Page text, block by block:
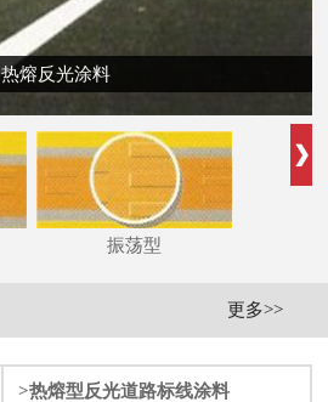
热熔反光涂料
振荡型
更多>>
>热熔型反光道路标线涂料